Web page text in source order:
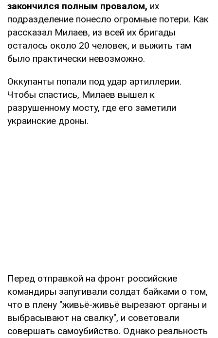
закончился полным провалом, их
подразделение понесло огромные потери. Как
рассказал Милаев, из всей их бригады
осталось около 20 человек, и выжить там
было практически невозможно.
Оккупанты попали под удар артиллерии.
Чтобы спастись, Милаев вышел к
разрушенному мосту, где его заметили
украинские дроны.
Перед отправкой на фронт российские
командиры запугивали солдат байками о том,
что в плену "живьё-живьё вырезают органы и
выбрасывают на свалку", и советовали
совершать самоубийство. Однако реальность